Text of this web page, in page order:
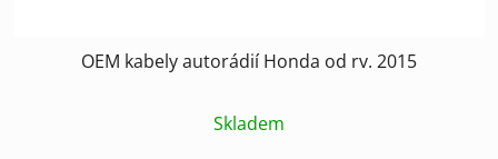
OEM kabely autorádií Honda od rv. 2015
Skladem